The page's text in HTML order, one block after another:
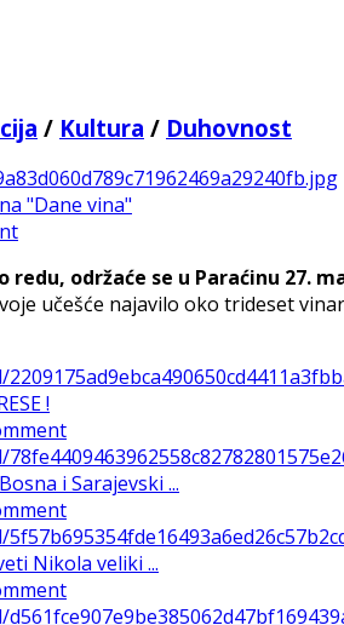
/ Kultura / Duhovnost
"Dane vina"
redu, održaće se u Paraćinu 27.
učešće najavilo oko trideset
!
i Sarajevski ...
Nikola veliki ...